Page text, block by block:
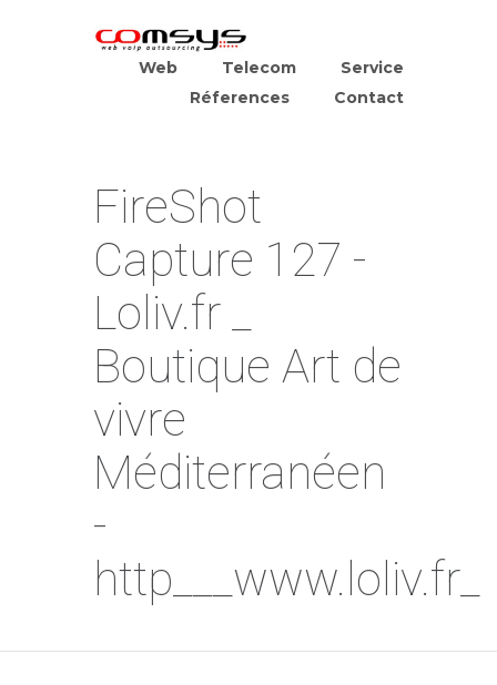
Web Telecom
Service
Réferences
Contact
FireShot
Capture 127 -
Loliv.fr _
Boutique Art de
vivre
Méditerranéen
-
http___www.loliv.fr_